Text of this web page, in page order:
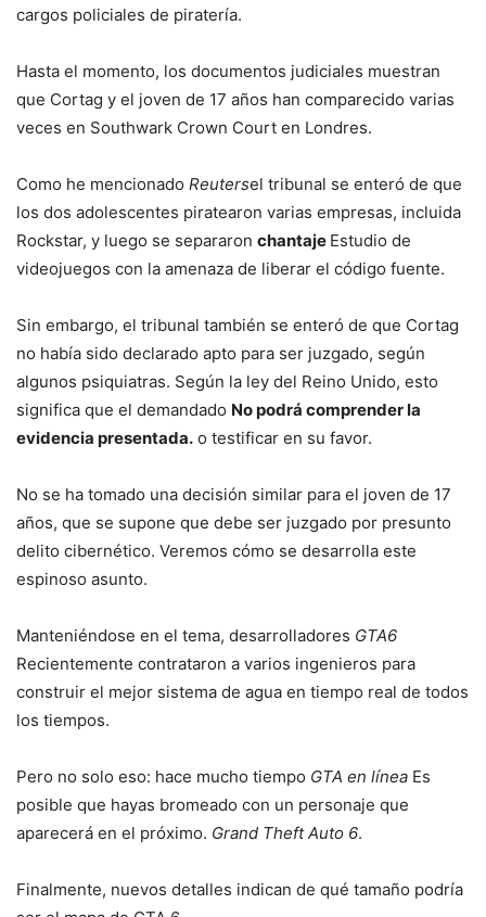
cargos policiales de piratería.
Hasta el momento, los documentos judiciales muestran
que Cortag y el joven de 17 años han comparecido varias
veces en Southwark Crown Court en Londres.
Como he mencionado Reutersel tribunal se enteró de que
los dos adolescentes piratearon varias empresas, incluida
Rockstar, y luego se separaron chantaje Estudio de
videojuegos con la amenaza de liberar el código fuente.
Sin embargo, el tribunal también se enteró de que Cortag
no había sido declarado apto para ser juzgado, según
algunos psiquiatras. Según la ley del Reino Unido, esto
significa que el demandado No podrá comprender la
evidencia presentada. o testificar en su favor.
No se ha tomado una decisión similar para el joven de 17
años, que se supone que debe ser juzgado por presunto
delito cibernético. Veremos cómo se desarrolla este
espinoso asunto.
Manteniéndose en el tema, desarrolladores GTA6
Recientemente contrataron a varios ingenieros para
construir el mejor sistema de agua en tiempo real de todos
los tiempos.
Pero no solo eso: hace mucho tiempo GTA en línea Es
posible que hayas bromeado con un personaje que
aparecerá en el próximo. Grand Theft Auto 6.
Finalmente, nuevos detalles indican de qué tamaño podría